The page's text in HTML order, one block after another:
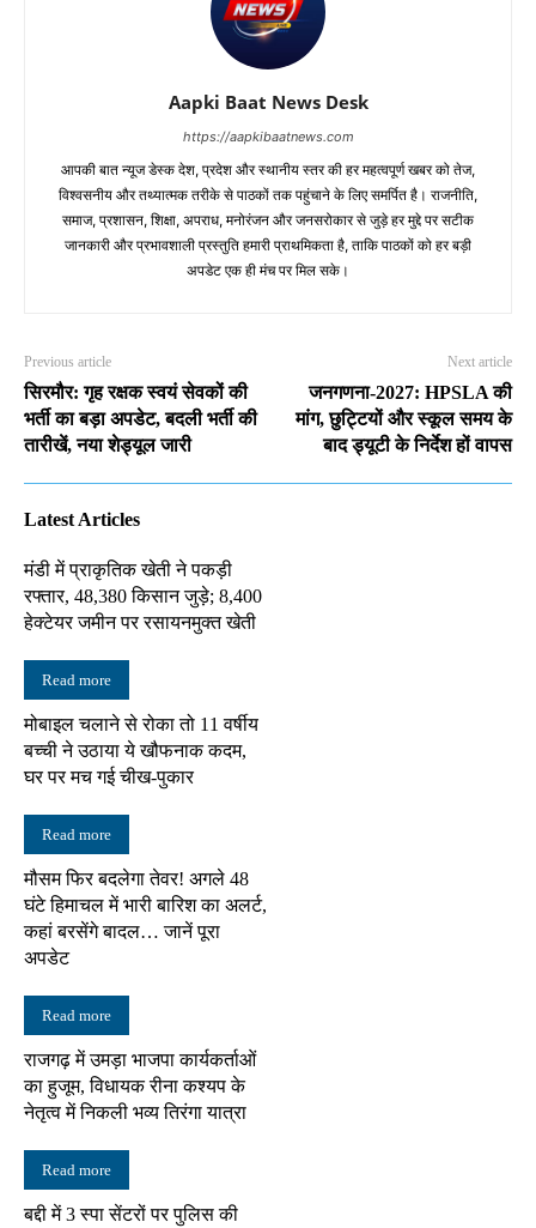
Aapki Baat News Desk
https://aapkibaatnews.com
आपकी बात न्यूज डेस्क देश, प्रदेश और स्थानीय स्तर की हर महत्वपूर्ण खबर को तेज,
विश्वसनीय और तथ्यात्मक तरीके से पाठकों तक पहुंचाने के लिए समर्पित है। राजनीति,
समाज, प्रशासन, शिक्षा, अपराध, मनोरंजन और जनसरोकार से जुड़े हर मुद्दे पर सटीक
जानकारी और प्रभावशाली प्रस्तुति हमारी प्राथमिकता है, ताकि पाठकों को हर बड़ी
अपडेट एक ही मंच पर मिल सके।
Previous article
सिरमौर: गृह रक्षक स्वयं सेवकों की
भर्ती का बड़ा अपडेट, बदली भर्ती की
तारीखें, नया शेड्यूल जारी
Next article
जनगणना-2027: HPSLA की
मांग, छुट्टियों और स्कूल समय के
बाद ड्यूटी के निर्देश हों वापस
Latest Articles
मंडी में प्राकृतिक खेती ने पकड़ी
रफ्तार, 48,380 किसान जुड़े; 8,400
हेक्टेयर जमीन पर रसायनमुक्त खेती
Read more
मोबाइल चलाने से रोका तो 11 वर्षीय
बच्ची ने उठाया ये खौफनाक कदम,
घर पर मच गई चीख-पुकार
Read more
मौसम फिर बदलेगा तेवर! अगले 48
घंटे हिमाचल में भारी बारिश का अलर्ट,
कहां बरसेंगे बादल… जानें पूरा
अपडेट
Read more
राजगढ़ में उमड़ा भाजपा कार्यकर्ताओं
का हुजूम, विधायक रीना कश्यप के
नेतृत्व में निकली भव्य तिरंगा यात्रा
Read more
बद्दी में 3 स्पा सेंटरों पर पुलिस की